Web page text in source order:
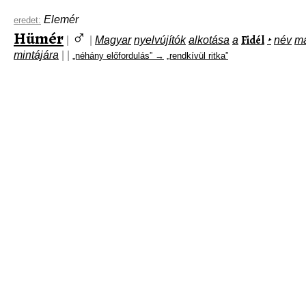
eredet: Elemér
Hümér ♂ Magyar nyelvújítók alkotása a Fidél ‣ név
mintájára
„néhány előfordulás” → „rendkívül ritka”